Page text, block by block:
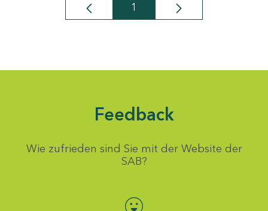
Seite
1
Feedback
Wie zufrieden sind Sie mit der Website der
SAB?
Bewertung auswählen